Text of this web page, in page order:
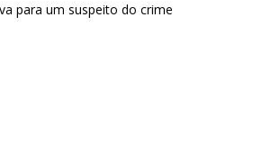
para um suspeito do crime